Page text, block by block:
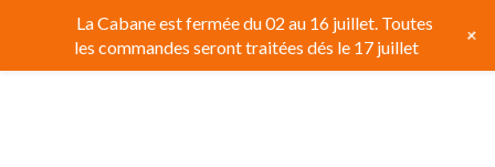
contenu
La Cabane est fermée du 02 au 16 juillet. Toutes
les commandes seront traitées dés le 17 juillet
+